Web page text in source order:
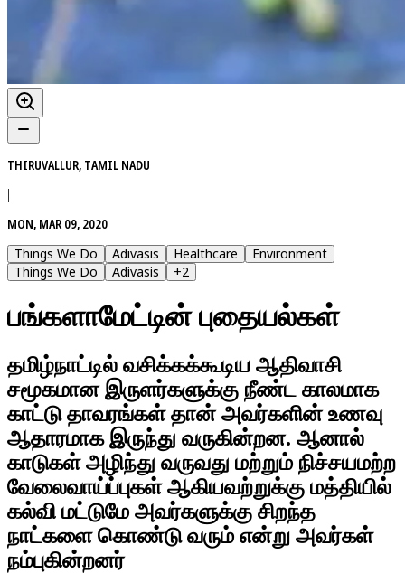
THIRUVALLUR, TAMIL NADU
|
MON, MAR 09, 2020
Things We Do
Adivasis Healthcare
Environment
Things We Do
Adivasis +2
பங்களாமேட்டின் புதையல்கள்
தமிழ்நாட்டில் வசிக்கக்கூடிய ஆதிவாசி
சமூகமான இருளர்களுக்கு நீண்ட காலமாக
காட்டு தாவரங்கள் தான் அவர்களின் உணவு
ஆதாரமாக இருந்து வருகின்றன. ஆனால்
காடுகள் அழிந்து வருவது மற்றும் நிச்சயமற்ற
வேலைவாய்ப்புகள் ஆகியவற்றுக்கு மத்தியில்
கல்வி மட்டுமே அவர்களுக்கு சிறந்த
நாட்களை கொண்டு வரும் என்று அவர்கள்
நம்புகின்றனர்